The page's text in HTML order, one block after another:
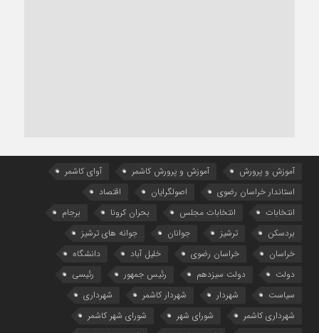
آموزش و پرورش آموزش و پرورش کاشمر
آوای کاشمر
استاندار خراسان رضوی
اصولگرایان
اقتصاد
انتخابات
انتخابات مجلس بحران کرونا
برجام
بردسکن
ترشیز جوانان
جوانه های ترشیز
خراسان
خراسان رضوی خلیل آباد
دانشگاه
دولت
دولت سیزدهم رئیس جمهور
رئیسی
سیاست
شهردار شهردار کاشمر
شهرداری
شهرداری کاشمر
شورای شهر
شورای شهر کاشمر